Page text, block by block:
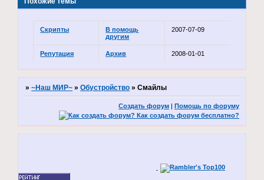
Скрипты
В помощь
другим
2007-07-09
Репутация Архив 2008-01-01
»~Наш МИР~ »Обустройство »Смайлы
Создать форум | Помощь по форуму